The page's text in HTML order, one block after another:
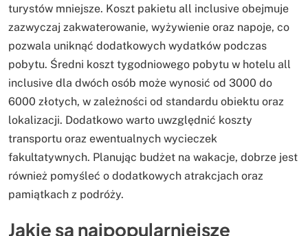
turystów mniejsze. Koszt pakietu all inclusive obejmuje
zazwyczaj zakwaterowanie, wyżywienie oraz napoje, co
pozwala uniknąć dodatkowych wydatków podczas
pobytu. Średni koszt tygodniowego pobytu w hotelu all
inclusive dla dwóch osób może wynosić od 3000 do
6000 złotych, w zależności od standardu obiektu oraz
lokalizacji. Dodatkowo warto uwzględnić koszty
transportu oraz ewentualnych wycieczek
fakultatywnych. Planując budżet na wakacje, dobrze jest
również pomyśleć o dodatkowych atrakcjach oraz
pamiątkach z podróży.
Jakie są najpopularniejsze